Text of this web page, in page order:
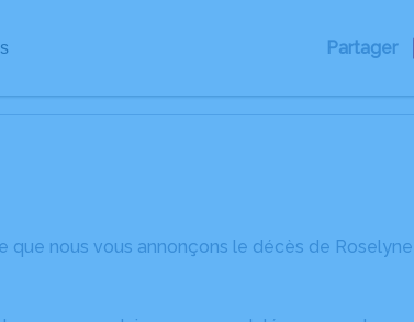
Partager
que nous vous annonçons le décès de